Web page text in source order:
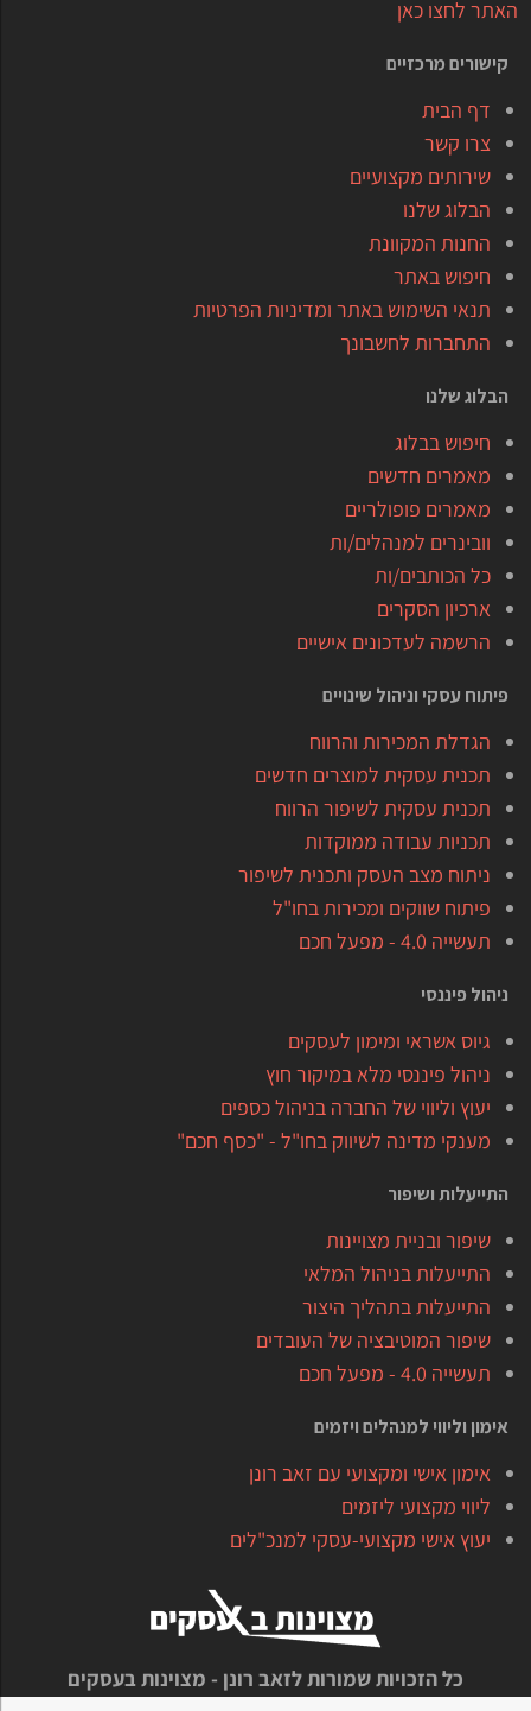
האתר לחצו כאן
קישורים מרכזיים
דף הבית
צרו קשר
שירותים מקצועיים
הבלוג שלנו
החנות המקוונת
חיפוש באתר
תנאי השימוש באתר ומדיניות הפרטיות
התחברות לחשבונך
הבלוג שלנו
חיפוש בבלוג
מאמרים חדשים
מאמרים פופולריים
וובינרים למנהלים/ות
כל הכותבים/ות
ארכיון הסקרים
הרשמה לעדכונים אישיים
פיתוח עסקי וניהול שינויים
הגדלת המכירות והרווח
תכנית עסקית למוצרים חדשים
תכנית עסקית לשיפור הרווח
תכניות עבודה ממוקדות
ניתוח מצב העסק ותכנית לשיפור
פיתוח שווקים ומכירות בחו"ל
תעשייה 4.0 - מפעל חכם
ניהול פיננסי
גיוס אשראי ומימון לעסקים
ניהול פיננסי מלא במיקור חוץ
יעוץ וליווי של החברה בניהול כספים
מענקי מדינה לשיווק בחו"ל - "כסף חכם"
התייעלות ושיפור
שיפור ובניית מצויינות
התייעלות בניהול המלאי
התייעלות בתהליך היצור
שיפור המוטיבציה של העובדים
תעשייה 4.0 - מפעל חכם
אימון וליווי למנהלים ויזמים
אימון אישי ומקצועי עם זאב רונן
ליווי מקצועי ליזמים
יעוץ אישי מקצועי-עסקי למנכ"לים
כל הזכויות שמורות לזאב רונן - מצוינות בעסקים